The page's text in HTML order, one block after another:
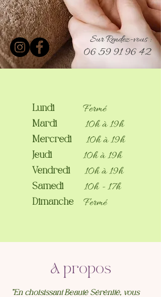
Sur Rendez-vous :
06 59 91 96 42
Lundi Fermé
Mardi 10h à 19h
Mercredi 10h à 19h
Jeudi 10h à 19h
Vendredi 10h à 19h
Samedi 10h - 17h
Dimanche Fermé
A propos
"En choisissant Beauté Sérénité, vous